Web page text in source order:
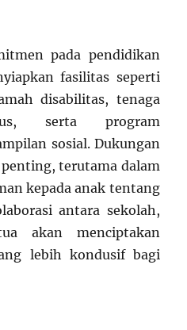
pada pendidikan
fasilitas seperti
disabilitas, tenaga
serta program
sosial. Dukungan
terutama dalam
kepada anak tentang
antara sekolah,
akan menciptakan
lebih kondusif bagi